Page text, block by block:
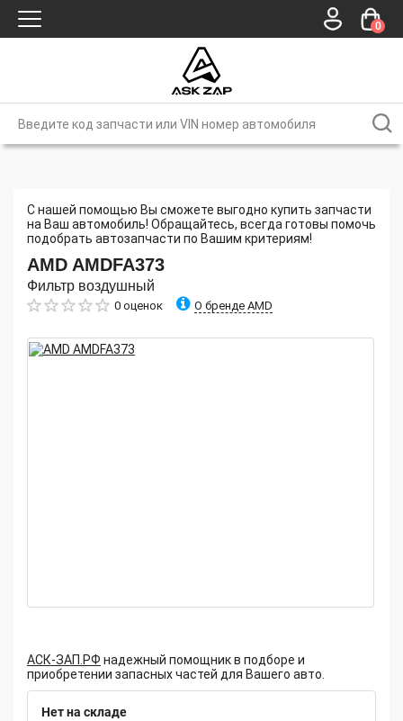
0
С нашей помощью Вы сможете выгодно купить запчасти
на Ваш автомобиль! Обращайтесь, всегда готовы помочь
подобрать автозапчасти по Вашим критериям!
AMD AMDFA373
Фильтр воздушный
0 оценок О бренде AMD
АСК-ЗАП.РФ надежный помощник в подборе и
приобретении запасных частей для Вашего авто.
Нет на складе